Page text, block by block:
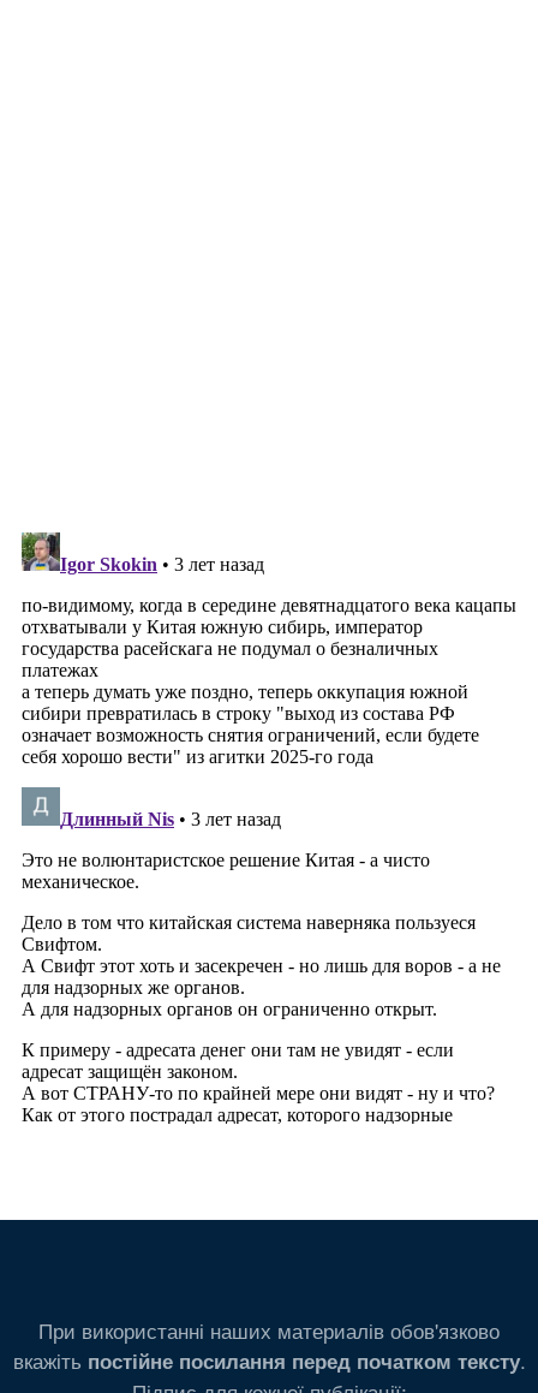
При використанні наших материалів обов'язково
вкажіть постійне посилання перед початком тексту.